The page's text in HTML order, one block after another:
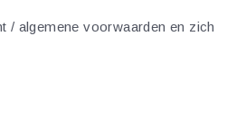
/ algemene voorwaarden en zich